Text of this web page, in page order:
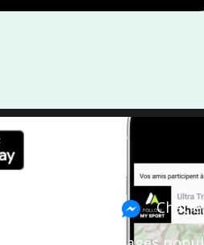
Alpes Côte d'Azur
pour les
Chat